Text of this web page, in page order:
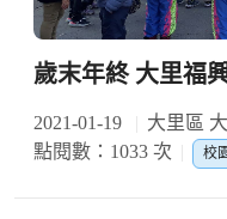
歲末年終 大里福
2021-01-19
大里區
點閱數：1033 次
校